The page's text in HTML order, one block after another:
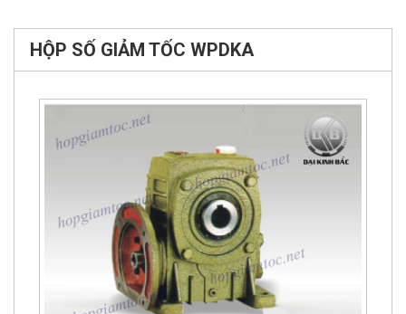
HỘP SỐ GIẢM TỐC WPDKA